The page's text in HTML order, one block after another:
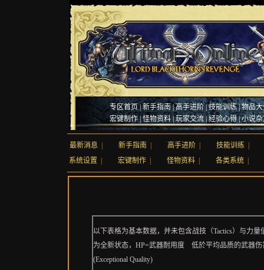
专区首页|新手指南 |高手进阶 |技能训练|物品
宏键制作| 怪物资料 |玩家交流 |经验心得|小说
最新消息 新手指南 高手进阶 技能训练
系统设置
宏键制作 怪物资料 各类系统
以下表格为基本数据，并未包含战技（Tactics）与力
为全新状态，HP=武器耐用度 低於平均品质的武器伤
(Exceptional Quality)